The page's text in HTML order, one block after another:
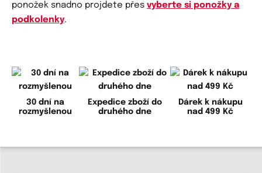
ponožek snadno projdete přes vyberte si ponožky a
podkolenky.
30 dní na
rozmyšlenou
Expedice zboží do
druhého dne
Dárek k nákupu
nad 499 Kč